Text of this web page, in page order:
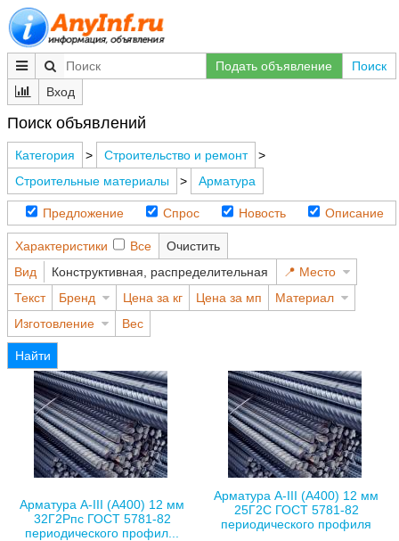
Подать объявление
Поиск
Вход
Поиск объявлений
Категория > Строительство и ремонт
>
Строительные материалы
> Арматура
Предложение Спрос Новость Описание
Характеристики Все
Очистить
Вид
Конструктивная, распределительная
Место
Текст
Бренд Цена за кг Цена за мп
Материал
Изготовление
Вес
Найти
Арматура А-III (А400) 12 мм
32Г2Рпс ГОСТ 5781-82
периодического профил...
Арматура А-III (А400) 12 мм
25Г2С ГОСТ 5781-82
периодического профиля